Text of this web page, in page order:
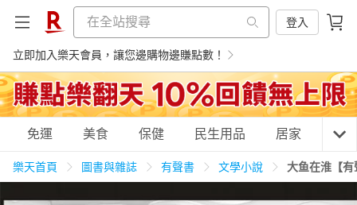
登入
立即加入樂天會員，讓您邊購物邊賺點數！
購物網分類
免運 美食 保健 民生用品 居家 3C
樂天首頁 圖書與雜誌 有聲書 文學小說 大鱼在淮【有